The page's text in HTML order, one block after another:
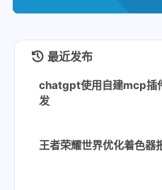
最近发布
chatgpt使用自建mcp插
发
王者荣耀世界优化着色器